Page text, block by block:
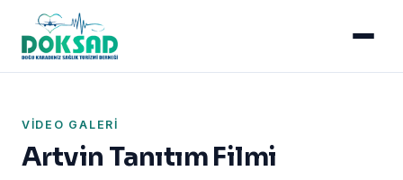
VIDEO GALERI
Artvin Tanıtım Filmi